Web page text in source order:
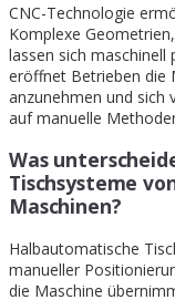
CNC-Technologie
Komplexe
lassen sich maschinell
eröffnet Betrieben die
anzunehmen und sich
auf manuelle
Was
Tischsysteme
Maschinen?
Halbautomatische
manueller
die Maschine